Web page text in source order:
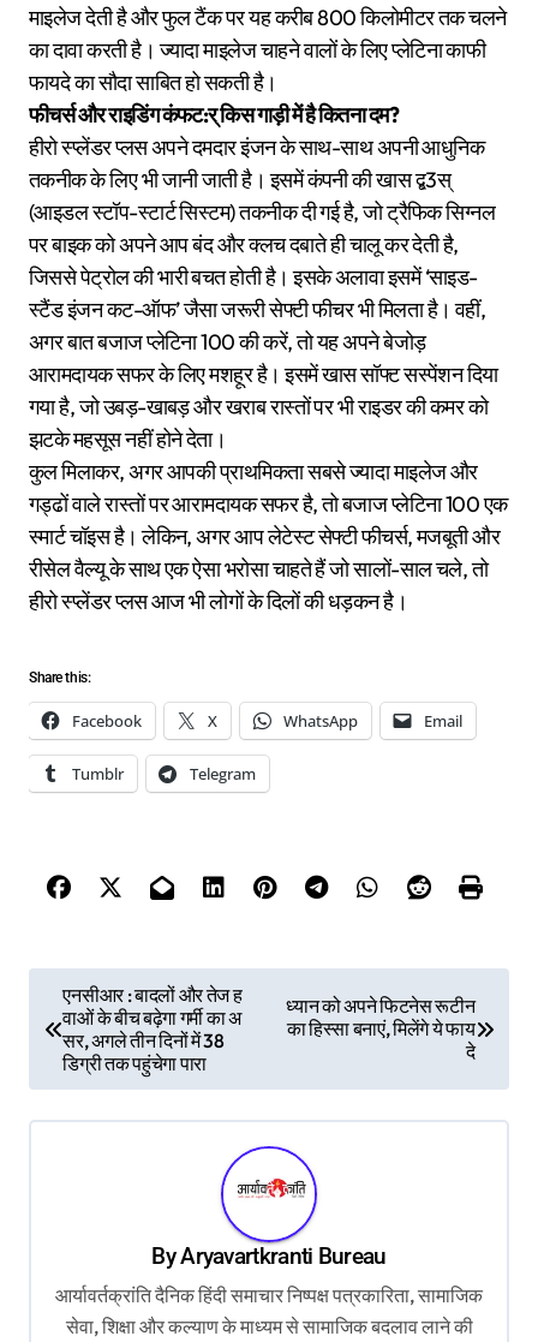
माइलेज देती है और फुल टैंक पर यह करीब 800 किलोमीटर तक चलने
का दावा करती है। ज्यादा माइलेज चाहने वालों के लिए प्लेटिना काफी
फायदे का सौदा साबित हो सकती है।
फीचर्स और राइडिंग कंफट:र् किस गाड़ी में है कितना दम?
हीरो स्प्लेंडर प्लस अपने दमदार इंजन के साथ-साथ अपनी आधुनिक
तकनीक के लिए भी जानी जाती है। इसमें कंपनी की खास द्ब3स्
(आइडल स्टॉप-स्टार्ट सिस्टम) तकनीक दी गई है, जो ट्रैफिक सिग्नल
पर बाइक को अपने आप बंद और क्लच दबाते ही चालू कर देती है,
जिससे पेट्रोल की भारी बचत होती है। इसके अलावा इसमें ‘साइड-
स्टैंड इंजन कट-ऑफ’ जैसा जरूरी सेफ्टी फीचर भी मिलता है। वहीं,
अगर बात बजाज प्लेटिना 100 की करें, तो यह अपने बेजोड़
आरामदायक सफर के लिए मशहूर है। इसमें खास सॉफ्ट सस्पेंशन दिया
गया है, जो उबड़-खाबड़ और खराब रास्तों पर भी राइडर की कमर को
झटके महसूस नहीं होने देता।
कुल मिलाकर, अगर आपकी प्राथमिकता सबसे ज्यादा माइलेज और
गड्ढों वाले रास्तों पर आरामदायक सफर है, तो बजाज प्लेटिना 100 एक
स्मार्ट चॉइस है। लेकिन, अगर आप लेटेस्ट सेफ्टी फीचर्स, मजबूती और
रीसेल वैल्यू के साथ एक ऐसा भरोसा चाहते हैं जो सालों-साल चले, तो
हीरो स्प्लेंडर प्लस आज भी लोगों के दिलों की धड़कन है।
Share this:
Facebook X WhatsApp Email
Tumblr Telegram
एनसीआर : बादलों और तेज ह
वाओं के बीच बढ़ेगा गर्मी का अ
सर, अगले तीन दिनों में 38
डिग्री तक पहुंचेगा पारा
ध्यान को अपने फिटनेस रूटीन
का हिस्सा बनाएं, मिलेंगे ये फाय
दे
ByAryavartkranti Bureau
आर्यावर्तक्रांति दैनिक हिंदी समाचार निष्पक्ष पत्रकारिता, सामाजिक
सेवा, शिक्षा और कल्याण के माध्यम से सामाजिक बदलाव लाने की